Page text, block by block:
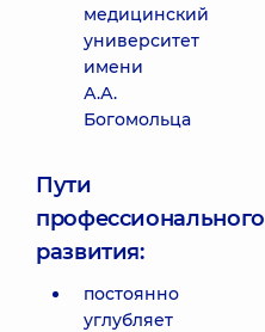
медицинский
университет
имени
А.А.
Богомольца
Пути
профессионального
развития:
постоянно
углубляет